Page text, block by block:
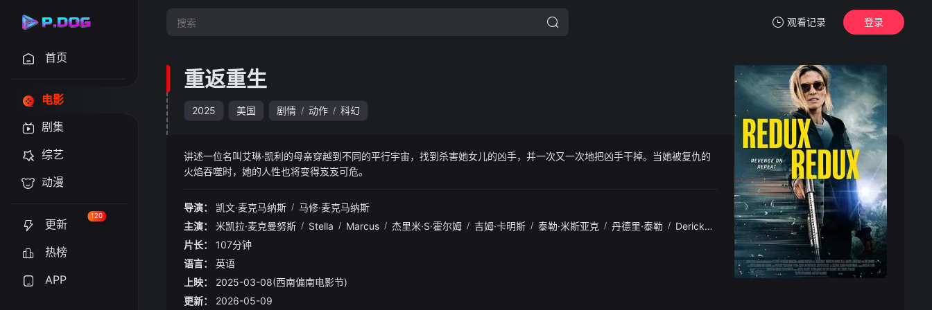
观看记录
暂无观看影片的记录
登录
首页
电影
剧集
综艺
动漫
更新
120
热榜
APP
重返重生
2025 美国 剧情 / 动作 / 科幻
讲述一位名叫艾琳·凯利的母亲穿越到不同的平行宇宙，找到杀害她女儿的凶手，并一次又一次地把凶手干掉。当她被复仇的
火焰吞噬时，她的人性也将变得岌岌可危。
导演： 凯文·麦克马纳斯 / 马修·麦克马纳斯
主演：
米凯拉·麦克曼努斯 / Stella / Marcus / 杰里米·S·霍尔姆 / 吉姆·卡明斯 / 泰勒·米斯亚克 / 丹德里·泰勒 / Derick
Alexander
片长：
107分钟
语言：
英语
上映：
2025-03-08(西南偏南电影节)
更新：
2026-05-09